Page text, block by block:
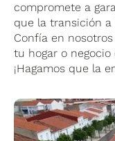
compromete a
que la transición a
Confía en
tu hogar o negocio
¡Hagamos que la